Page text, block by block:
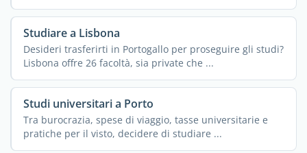
Studiare a Lisbona
Desideri trasferirti in Portogallo per proseguire gli studi?
Lisbona offre 26 facoltà, sia private che ...
Studi universitari a Porto
Tra burocrazia, spese di viaggio, tasse universitarie e
pratiche per il visto, decidere di studiare ...